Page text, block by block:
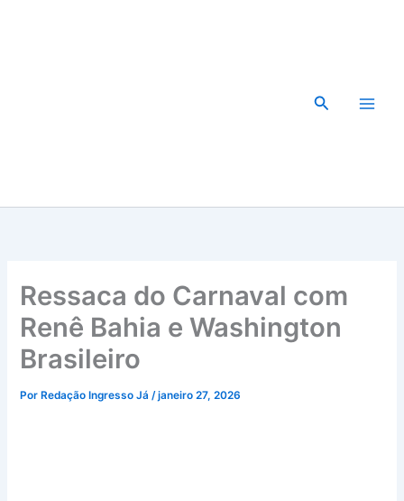
Pesquisar
Ressaca do Carnaval com
Renê Bahia e Washington
Brasileiro
Por Redação Ingresso Já/janeiro 27, 2026